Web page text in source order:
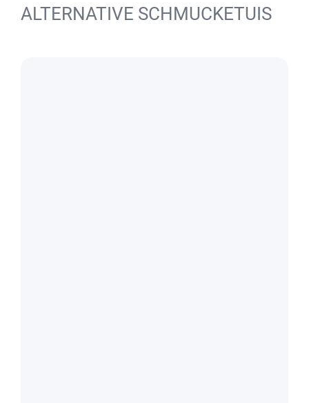
ALTERNATIVE SCHMUCKETUIS